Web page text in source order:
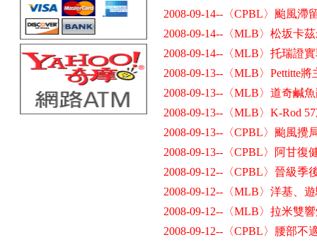
2008-09-14--〈CPBL〉颱風滯
2008-09-14--〈MLB〉松坂卡
2008-09-14--〈MLB〉托瑞證
2008-09-13--〈MLB〉Pettitte
2008-09-13--〈MLB〉道奇鹹
2008-09-13--〈MLB〉K-Rod
2008-09-13--〈CPBL〉颱風攪
2008-09-13--〈CPBL〉阿甘復
2008-09-12--〈CPBL〉晉級季
2008-09-12--〈MLB〉洋基、
2008-09-12--〈MLB〉拉米雙
2008-09-12--〈CPBL〉腰部不